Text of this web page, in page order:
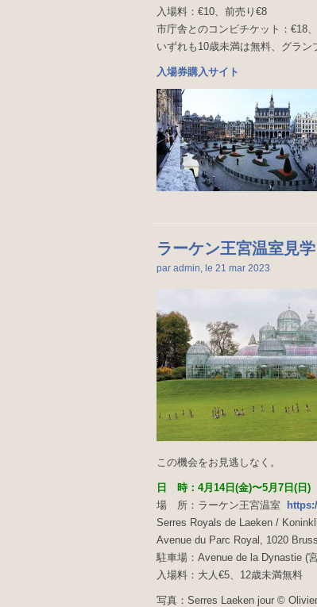
入場料：€10、前売り€8
市庁舎とのコンビチケット：€18
いずれも10歳未満は無料、グラン
入場券購入サイト
ラーケン王宮温室見学
par admin, le 21 mar 2023
この機会をお見逃しなく。
日 時：4月14日(金)〜5月7日(日)
場 所：ラーケン王宮温室
Serres Royals de Laeken /
Avenue du Parc Royal, 1020
駐車場：Avenue de la Dynastie (
入場料：大人€5、12歳未満無料
写真：Serres Laeken jour ©